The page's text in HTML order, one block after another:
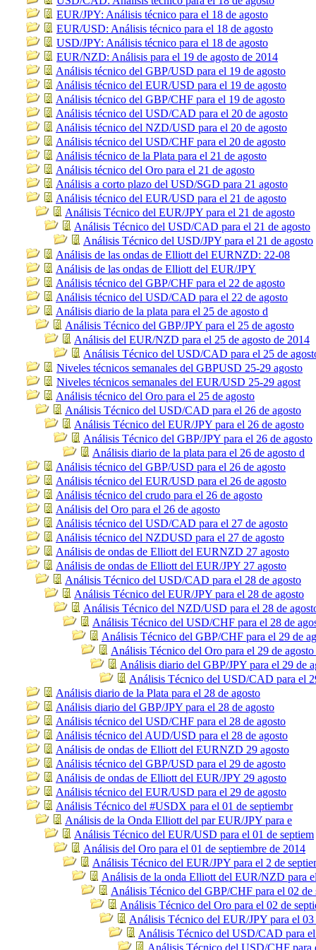
EUR/JPY: Análisis técnico para el 18 de agosto
EUR/USD: Análisis técnico para el 18 de agosto
USD/JPY: Análisis técnico para el 18 de agosto
EUR/NZD: Análisis para el 19 de agosto de 2014
Análisis técnico del GBP/USD para el 19 de agosto
Análisis técnico del EUR/USD para el 19 de agosto
Análisis técnico del GBP/CHF para el 19 de agosto
Análisis técnico del USD/CAD para el 20 de agosto
Análisis técnico del NZD/USD para el 20 de agosto
Análisis técnico del USD/CHF para el 20 de agosto
Análisis técnico de la Plata para el 21 de agosto
Análisis técnico del Oro para el 21 de agosto
Análisis a corto plazo del USD/SGD para 21 agosto
Análisis técnico del EUR/USD para el 21 de agosto
Análisis Técnico del EUR/JPY para el 21 de agosto
Análisis Técnico del USD/CAD para el 21 de agosto
Análisis Técnico del USD/JPY para el 21 de agosto
Análisis de las ondas de Elliott del EURNZD: 22-08
Análisis de las ondas de Elliott del EUR/JPY
Análisis técnico del GBP/CHF para el 22 de agosto
Análisis técnico del USD/CAD para el 22 de agosto
Análisis diario de la plata para el 25 de agosto d
Análisis Técnico del GBP/JPY para el 25 de agosto
Análisis del EUR/NZD para el 25 de agosto de 2014
Análisis Técnico del USD/CAD para el 25 de
Niveles técnicos semanales del GBPUSD 25-29 agosto
Niveles técnicos semanales del EUR/USD 25-29 agost
Análisis técnico del Oro para el 25 de agosto
Análisis Técnico del USD/CAD para el 26 de agosto
Análisis Técnico del EUR/JPY para el 26 de agosto
Análisis Técnico del GBP/JPY para el 26 de agosto
Análisis diario de la plata para el 26 de agosto d
Análisis técnico del GBP/USD para el 26 de agosto
Análisis técnico del EUR/USD para el 26 de agosto
Análisis técnico del crudo para el 26 de agosto
Análisis del Oro para el 26 de agosto
Análisis técnico del USD/CAD para el 27 de agosto
Análisis técnico del NZDUSD para el 27 de agosto
Análisis de ondas de Elliott del EURNZD 27 agosto
Análisis de ondas de Elliott del EUR/JPY 27 agosto
Análisis Técnico del USD/CAD para el 28 de agosto
Análisis Técnico del EUR/JPY para el 28 de agosto
Análisis Técnico del NZD/USD para el 28 de
Análisis Técnico del USD/CHF para el 28 de
Análisis Técnico del GBP/CHF para el 29 de
Análisis Técnico del Oro para el 29 de agosto
Análisis diario del GBP/JPY para el 29 de
Análisis Técnico del USD/CAD para el
Análisis diario de la Plata para el 28 de agosto
Análisis diario del GBP/JPY para el 28 de agosto
Análisis técnico del USD/CHF para el 28 de agosto
Análisis técnico del AUD/USD para el 28 de agosto
Análisis de ondas de Elliott del EURNZD 29 agosto
Análisis técnico del GBP/USD para el 29 de agosto
Análisis de ondas de Elliott del EUR/JPY 29 agosto
Análisis técnico del EUR/USD para el 29 de agosto
Análisis Técnico del #USDX para el 01 de septiembr
Análisis de la Onda Elliott del par EUR/JPY para e
Análisis Técnico del EUR/USD para el 01 de septiem
Análisis del Oro para el 01 de septiembre de 2014
Análisis Técnico del EUR/JPY para el 2 de
Análisis de la onda Elliott del EUR/NZD para
Análisis Técnico del GBP/CHF para el 02 de
Análisis Técnico del Oro para el 02 de
Análisis Técnico del EUR/JPY para el 03
Análisis Técnico del USD/CAD para el
Análisis Técnico del USD/CHF para